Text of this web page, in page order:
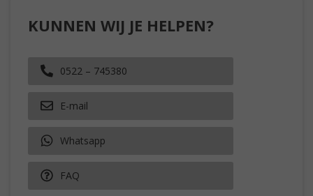
KUNNEN WIJ JE HELPEN?
0522 – 745380
E-mail
Whatsapp
FAQ